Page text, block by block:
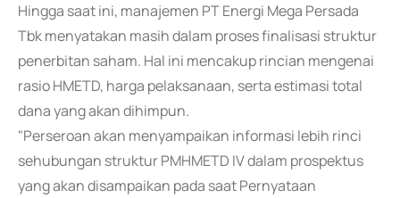
Hingga saat ini, manajemen PT Energi Mega Persada
Tbk menyatakan masih dalam proses finalisasi struktur
penerbitan saham. Hal ini mencakup rincian mengenai
rasio HMETD, harga pelaksanaan, serta estimasi total
dana yang akan dihimpun.
"Perseroan akan menyampaikan informasi lebih rinci
sehubungan struktur PMHMETD IV dalam prospektus
yang akan disampaikan pada saat Pernyataan